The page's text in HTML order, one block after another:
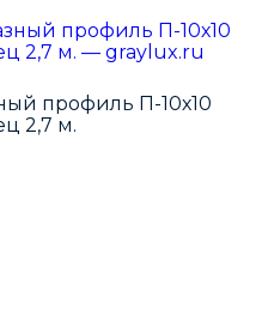
профиль П-10х10
2,7 м.